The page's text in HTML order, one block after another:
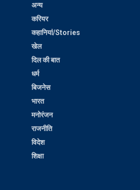
अन्य
करियर
कहानियां/Stories
खेल
दिल की बात
धर्म
बिजनेस
भारत
मनोरंजन
राजनीति
विदेश
शिक्षा